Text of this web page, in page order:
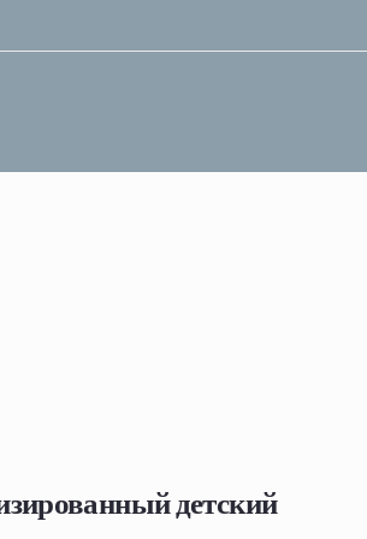
детский